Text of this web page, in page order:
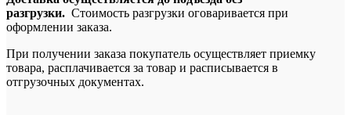
разгрузки. Стоимость разгрузки оговаривается при
оформлении заказа.
При получении заказа покупатель осуществляет приемку
товара, расплачивается за товар и расписывается в
отгрузочных документах.